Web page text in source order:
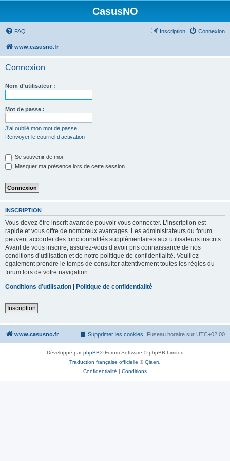
CasusNO
FAQ Connexion
Inscription
www.casusno.fr
Connexion
Nom d’utilisateur :
Mot de passe :
J’ai oublié mon mot de passe
Renvoyer le courriel d’activation
Se souvenir de moi
Masquer ma présence lors de cette session
INSCRIPTION
Vous devez être inscrit avant de pouvoir vous connecter. L’inscription est
rapide et vous offre de nombreux avantages. Les administrateurs du forum
peuvent accorder des fonctionnalités supplémentaires aux utilisateurs inscrits.
Avant de vous inscrire, assurez-vous d’avoir pris connaissance de nos
conditions d’utilisation et de notre politique de confidentialité. Veuillez
également prendre le temps de consulter attentivement toutes les règles du
forum lors de votre navigation.
Conditions d’utilisation | Politique de confidentialité
Inscription
www.casusno.fr Fuseau horaire sur UTC+02:00
Supprimer les cookies
Développé parphpBB® Forum Software © phpBB Limited
Traduction française officielle ©Qiaeru
Confidentialité | Conditions